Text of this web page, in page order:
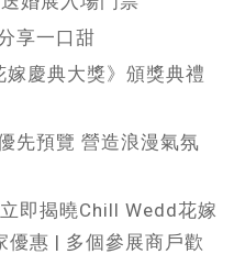
享一口甜
慶典大獎》頒獎典禮
先預覽 營造浪漫氣氛
即揭曉Chill Wedd花嫁
優惠 | 多個參展商戶歡